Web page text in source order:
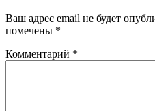
Ваш адрес email не будет
помечены *
Комментарий *